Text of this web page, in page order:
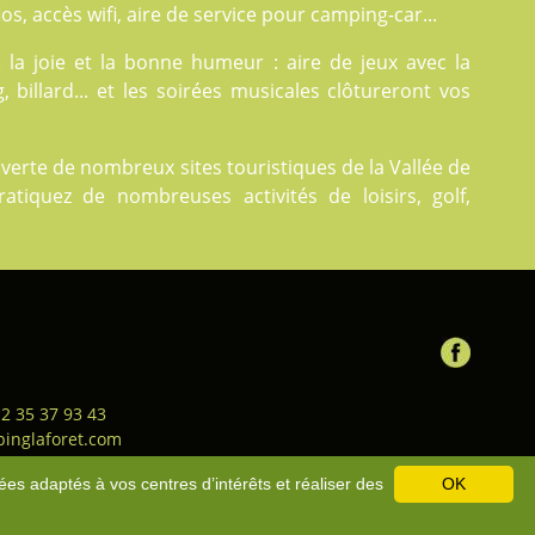
accès wifi, aire de service pour camping-car...
la joie et la bonne humeur : aire de jeux avec la
billard... et les soirées musicales clôtureront vos
de nombreux sites touristiques de la Vallée de
de nombreuses activités de loisirs, golf,
35 37 93 43
générale de vente -Bons
OK
adaptés à vos centres d’intérêts et réaliser des